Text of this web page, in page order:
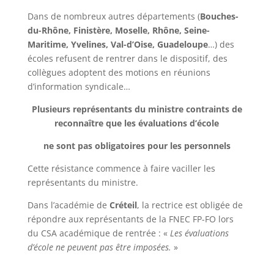
Dans de nombreux autres départements (Bouches-
du-Rhône, Finistère, Moselle, Rhône, Seine-
Maritime, Yvelines, Val-d’Oise, Guadeloupe…) des
écoles refusent de rentrer dans le dispositif, des
collègues adoptent des motions en réunions
d’information syndicale…
Plusieurs représentants du ministre contraints de
reconnaître que les évaluations d’école
ne sont pas obligatoires pour les personnels
Cette résistance commence à faire vaciller les
représentants du ministre.
Dans l’académie de Créteil, la rectrice est obligée de
répondre aux représentants de la FNEC FP-FO lors
du CSA académique de rentrée : « Les évaluations
d’école ne peuvent pas être imposées. »